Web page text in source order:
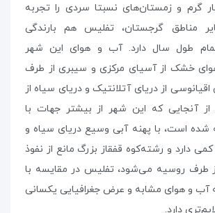
گرم و زمستان‌های نسبتا سردی را تجربه
مناطق گرجستان، تفلیس هم بارندگی
طول سال دارد. آب و هوای این شهر
خشک از آسیای مرکزی و سیبری از طرف
از دریای آتلانتیک و دریای سیاه از
آنجایی که این شهر از بیشتر جهات با
شده است، با پهنه‌ آبی وسیع دریای سیاه و
دارد و رشته‌کوه قفقاز بزرگ مانع از نفوذ
طرف روسیه می‌شود، تفلیس در مقایسه با
آب و هوای مشابه و عرض جغرافیایی یکسانی
دارد.